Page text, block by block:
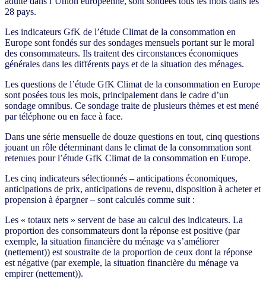
28 pays.
Les indicateurs GfK de l’étude Climat de la consommation en
Europe sont fondés sur des sondages mensuels portant sur le moral
des consommateurs. Ils traitent des circonstances économiques
générales dans les différents pays et de la situation des ménages.
Les questions de l’étude GfK Climat de la consommation en Europe
sont posées tous les mois, principalement dans le cadre d’un
sondage omnibus. Ce sondage traite de plusieurs thèmes et est mené
par téléphone ou en face à face.
Dans une série mensuelle de douze questions en tout, cinq questions
jouant un rôle déterminant dans le climat de la consommation sont
retenues pour l’étude GfK Climat de la consommation en Europe.
Les cinq indicateurs sélectionnés – anticipations économiques,
anticipations de prix, anticipations de revenu, disposition à acheter et
propension à épargner – sont calculés comme suit :
Les « totaux nets » servent de base au calcul des indicateurs. La
proportion des consommateurs dont la réponse est positive (par
exemple, la situation financière du ménage va s’améliorer
(nettement)) est soustraite de la proportion de ceux dont la réponse
est négative (par exemple, la situation financière du ménage va
empirer (nettement)).